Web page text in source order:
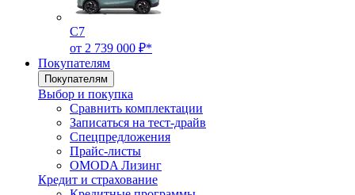
C7
от 2 739 000 ₽*
Покупателям
Покупателям
Выбор и покупка
Сравнить комплектации
Записаться на тест-драйв
Cпецпредложения
Прайс-листы
OMODA Лизинг
Кредит и страхование